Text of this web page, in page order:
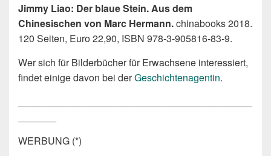
Jimmy Liao: Der blaue Stein. Aus dem
Chinesischen von Marc Hermann.chinabooks 2018.
120 Seiten, Euro 22,90, ISBN 978-3-905816-83-9.
Wer sich für Bilderbücher für Erwachsene interessiert,
findet einige davon bei derGeschichtenagentin.
WERBUNG (*)